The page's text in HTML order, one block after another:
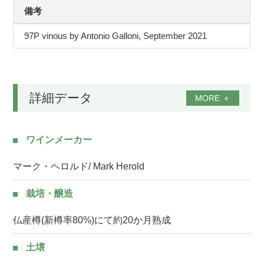
備考
97P vinous by Antonio Galloni, September 2021
詳細データ MORE ＋
ワインメーカー
マーク・ヘロルド/ Mark Herold
栽培・醸造
仏産樽(新樽率80%)にて約20か月熟成
土壌